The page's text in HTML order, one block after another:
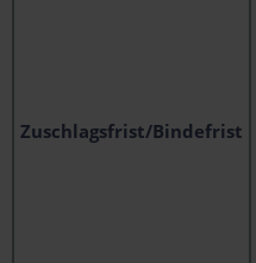
Zuschlagsfrist/Bindefrist